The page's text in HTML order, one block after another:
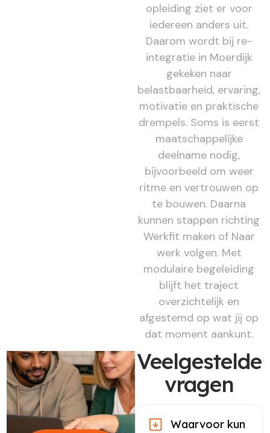
opleiding ziet er voor
iedereen anders uit.
Daarom wordt bij re-
integratie in Moerdijk
gekeken naar
belastbaarheid, ervaring,
motivatie en praktische
drempels. Soms is eerst
maatschappelijke
deelname nodig,
bijvoorbeeld om weer
ritme en vertrouwen op
te bouwen. Daarna
kunnen stappen richting
Werkfit maken of Naar
werk volgen. Met
modulaire begeleiding
blijft het traject
overzichtelijk en
afgestemd op wat jij op
dat moment aankunt.
Veelgestelde
vragen
Waarvoor kun